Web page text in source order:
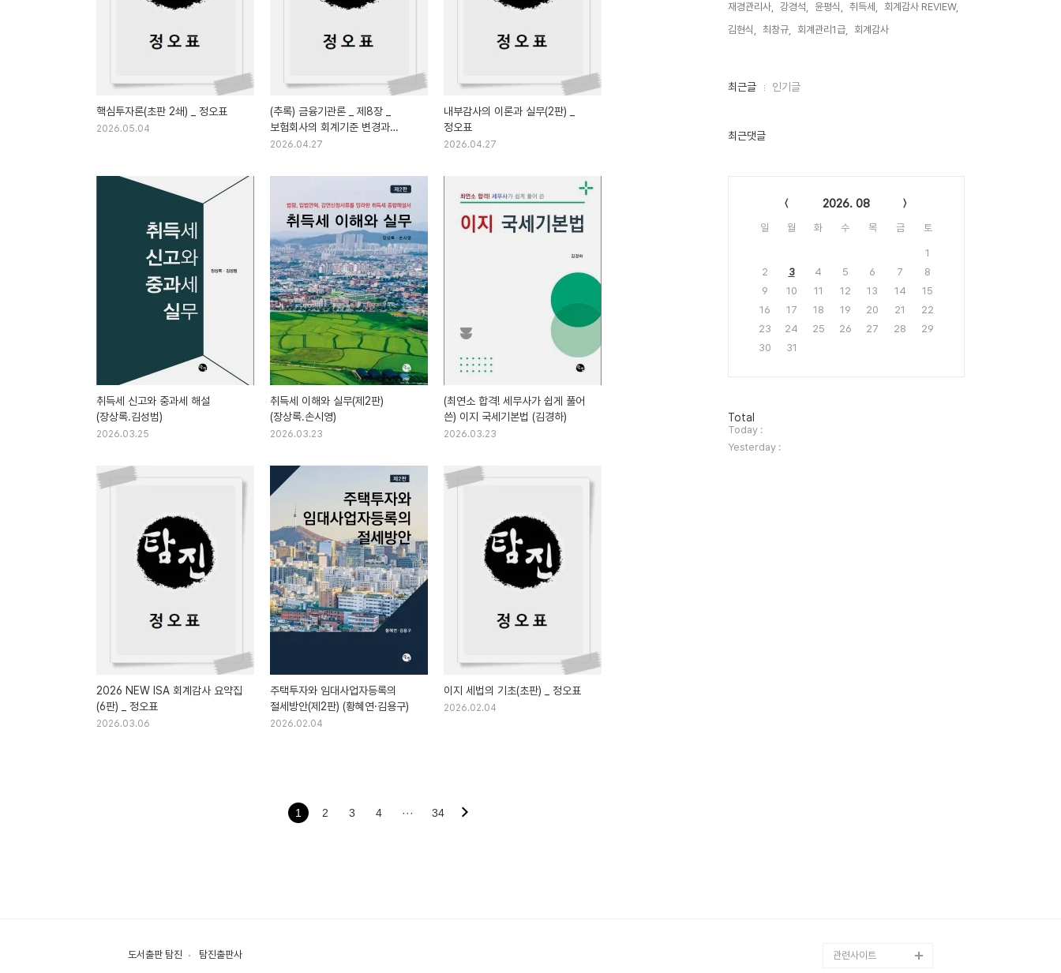
핵심투자론(초판 2쇄) _ 정오표
2026.05.04
(추록) 금융기관론 _ 제8장 _
보험회사의 회계기준 변경과
재무제표
2026.04.27
내부감사의 이론과 실무(2판) _
정오표
2026.04.27
취득세 신고와 중과세 해설
(장상록.김성범)
2026.03.25
취득세 이해와 실무(제2판)
(장상록.손시영)
2026.03.23
(최연소 합격! 세무사가 쉽게 풀어
쓴) 이지 국세기본법 (김경하)
2026.03.23
2026 NEW ISA 회계감사 요약집
(6판) _ 정오표
2026.03.06
주택투자와 임대사업자등록의
절세방안(제2판) (황혜연·김용구)
2026.02.04
이지 세법의 기초(초판) _ 정오표
2026.02.04
1 2 3 4 ··· 34
재경관리사,
강경석, 윤평식, 취득세,
회계감사 REVIEW,
김현식,
최창규, 회계관리1급, 회계감사,
최
인
최근글 인기글
최근댓글
2026. 08
일 월 화 수 목 금 토
1
2
3 4 5 6 7
8
9
10 11 12 13 14
15
16
17 18 19 20 21
22
23
24 25 26 27 28
29
30
31
방
문
자
수
Total
Today :
Yesterday :
도서출판 탐진 탐진출판사 관련사이트